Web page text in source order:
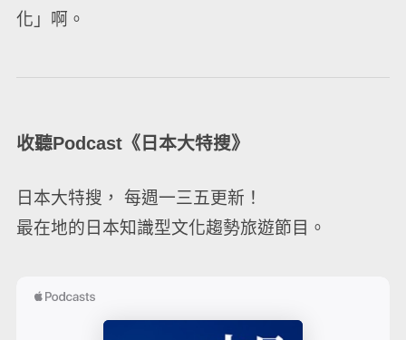
化」啊。
收聽Podcast《日本大特搜》
日本大特搜， 每週一三五更新！
最在地的日本知識型文化趨勢旅遊節目。